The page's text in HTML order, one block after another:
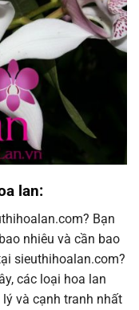
lan:
Bạn
nhiêu và cần bao
sieuthihoalan.com?
các loại hoa lan
và cạnh tranh nhất